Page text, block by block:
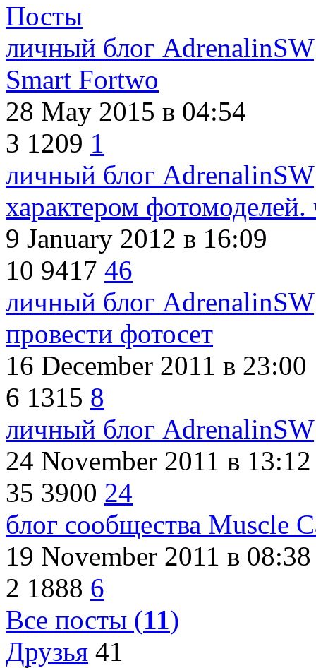
Посты
личный блог AdrenalinSW
Smart Fortwo
28 May 2015 в 04:54
3 1209 1
личный блог AdrenalinSW
характером фотомоделей.
9 January 2012 в 16:09
10 9417 46
личный блог AdrenalinSW
провести фотосет
16 December 2011 в 23:00
6 1315 8
личный блог AdrenalinSW
24 November 2011 в 13:12
35 3900 24
блог сообщества Muscle
19 November 2011 в 08:38
2 1888 6
Все посты (11)
Друзья 41